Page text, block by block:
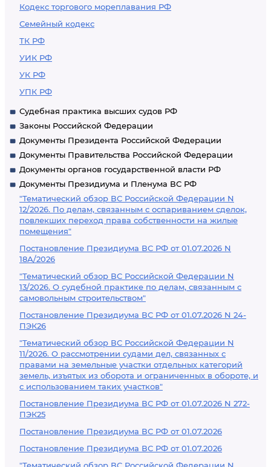
Кодекс торгового мореплавания РФ
Семейный кодекс
ТК РФ
УИК РФ
УК РФ
УПК РФ
Судебная практика высших судов РФ
Законы Российской Федерации
Документы Президента Российской Федерации
Документы Правительства Российской Федерации
Документы органов государственной власти РФ
Документы Президиума и Пленума ВС РФ
"Тематический обзор ВС Российской Федерации N
12/2026. По делам, связанным с оспариванием сделок,
повлекших переход права собственности на жилые
помещения"
Постановление Президиума ВС РФ от 01.07.2026 N
18А/2026
"Тематический обзор ВС Российской Федерации N
13/2026. О судебной практике по делам, связанным с
самовольным строительством"
Постановление Президиума ВС РФ от 01.07.2026 N 24-
ПЭК26
"Тематический обзор ВС Российской Федерации N
11/2026. О рассмотрении судами дел, связанных с
правами на земельные участки отдельных категорий
земель, изъятых из оборота и ограниченных в обороте, и
с использованием таких участков"
Постановление Президиума ВС РФ от 01.07.2026 N 272-
ПЭК25
Постановление Президиума ВС РФ от 01.07.2026
Постановление Президиума ВС РФ от 01.07.2026